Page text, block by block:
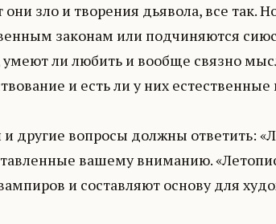
зло и творения дьявола, все так.
законам или подчиняются
умеют ли любить и вообще связно
и есть ли у них
и другие вопросы должны ответить:
вашему вниманию.
и составляют основу для